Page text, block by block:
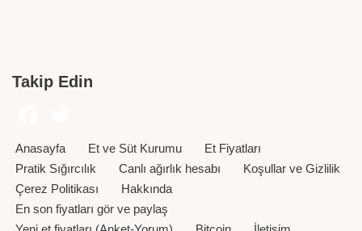
Takip Edin
Anasayfa Et ve Süt Kurumu
Et Fiyatları
Pratik Sığırcılık
Canlı ağırlık hesabı
Koşullar ve Gizlilik
Çerez Politikası
Hakkında
En son fiyatları gör ve paylaş